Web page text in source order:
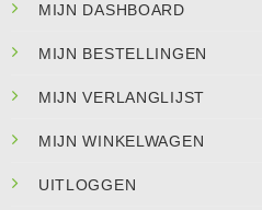
MIJN DASHBOARD
MIJN BESTELLINGEN
MIJN VERLANGLIJST
MIJN WINKELWAGEN
UITLOGGEN